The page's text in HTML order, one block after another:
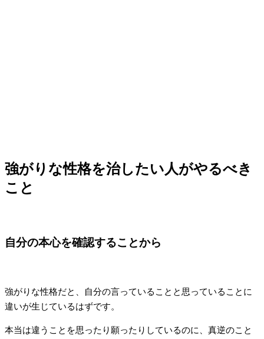
強がりな性格を治したい人がやるべき
こと
自分の本心を確認することから
強がりな性格だと、自分の言っていることと思っていることに
違いが生じているはずです。
本当は違うことを思ったり願ったりしているのに、真逆のこと